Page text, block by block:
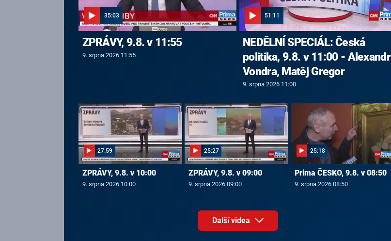
35:03
ZPRÁVY, 9.8. v 11:55
9. srpna 2026 11:55
51:11
NEDĚLNÍ SPECIÁL: Česká
politika, 9.8. v 11:00 - Alexandr
Vondra, Matěj Gregor
9. srpna 2026 11:00
27:59
ZPRÁVY, 9.8. v 10:00
9. srpna 2026 10:00
25:27
ZPRÁVY, 9.8. v 09:00
9. srpna 2026 09:00
25:18
Prima ČESKO, 9.8. v 08:50
9. srpna 2026 08:50
Další videa